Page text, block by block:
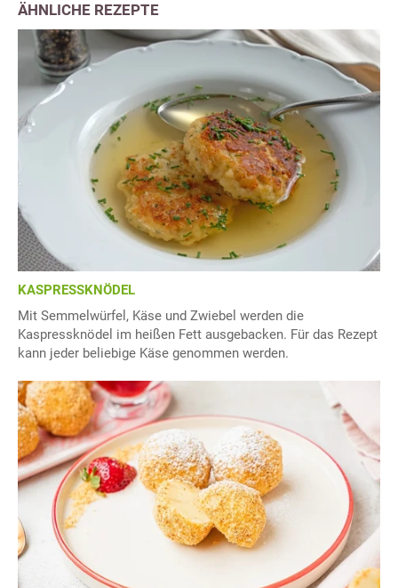
ÄHNLICHE REZEPTE
KASPRESSKNÖDEL
Mit Semmelwürfel, Käse und Zwiebel werden die
Kaspressknödel im heißen Fett ausgebacken. Für das Rezept
kann jeder beliebige Käse genommen werden.